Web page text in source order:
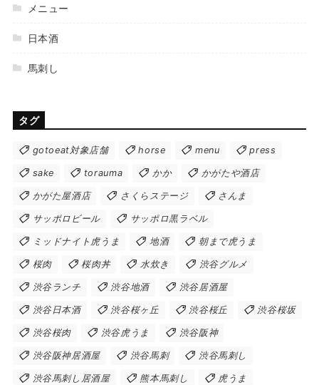
メニュー
日本酒
馬刺し
タグ
gotoeat対象店舗 horse menu press
sake torauma かか かがたや酒店
かがた屋酒店 さくらステージ さんま
サッポロビール サッポロ黒ラベル
ミッドナイト虎うま 地酒 朝まで虎うま
桜肉 桜肉丼 水炊き 渋谷グルメ
渋谷ランチ 渋谷地酒 渋谷居酒屋
渋谷日本酒 渋谷桜ヶ丘 渋谷桜丘 渋谷桜坂
渋谷桜肉 渋谷虎うま 渋谷阪神
渋谷阪神居酒屋 渋谷馬刺 渋谷馬刺し
渋谷馬刺し居酒屋 熊本馬刺し 虎うま